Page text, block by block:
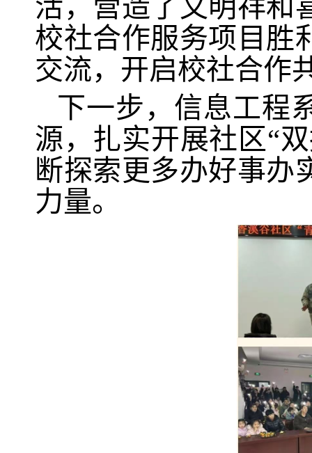
活，营造了文明祥和
校社合作服务项目胜
交流，开启校社合作
下一步，信息工程
源，扎实开展社区“
断探索更多办好事办
力量。